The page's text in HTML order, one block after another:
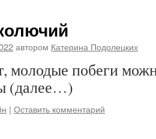
автором Катерина Подолецких
молодые побеги
(далее…)
| Оставить комментарий